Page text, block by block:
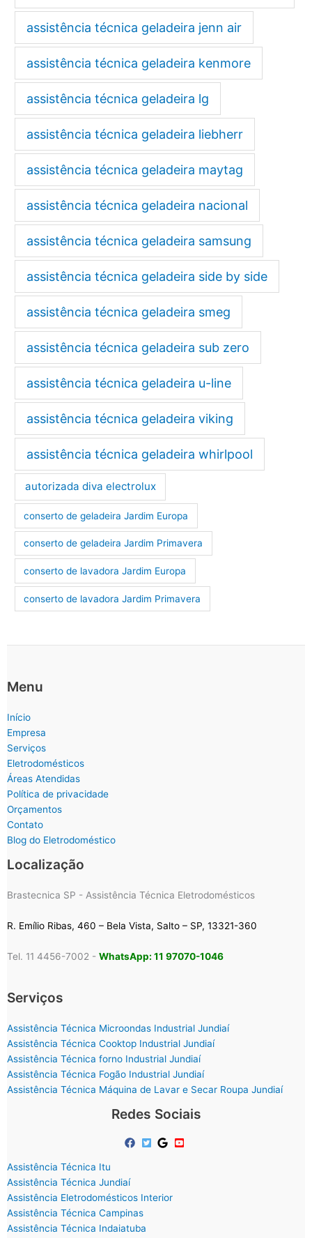
assistência técnica geladeira jenn air
assistência técnica geladeira kenmore
assistência técnica geladeira lg
assistência técnica geladeira liebherr
assistência técnica geladeira maytag
assistência técnica geladeira nacional
assistência técnica geladeira samsung
assistência técnica geladeira side by side
assistência técnica geladeira smeg
assistência técnica geladeira sub zero
assistência técnica geladeira u-line
assistência técnica geladeira viking
assistência técnica geladeira whirlpool
autorizada diva electrolux
conserto de geladeira Jardim Europa
conserto de geladeira Jardim Primavera
conserto de lavadora Jardim Europa
conserto de lavadora Jardim Primavera
Menu
Início
Empresa
Serviços
Eletrodomésticos
Áreas Atendidas
Política de privacidade
Orçamentos
Contato
Blog do Eletrodoméstico
Localização
Brastecnica SP - Assistência Técnica Eletrodomésticos
R. Emílio Ribas, 460 – Bela Vista, Salto – SP, 13321-360
Tel. 11 4456-7002 - WhatsApp: 11 97070-1046
Serviços
Assistência Técnica Microondas Industrial Jundiaí
Assistência Técnica Cooktop Industrial Jundiaí
Assistência Técnica forno Industrial Jundiaí
Assistência Técnica Fogão Industrial Jundiaí
Assistência Técnica Máquina de Lavar e Secar Roupa Jundiaí
Redes Sociais
Assistência Técnica Itu
Assistência Técnica Jundiaí
Assistência Eletrodomésticos Interior
Assistência Técnica Campinas
Assistência Técnica Indaiatuba